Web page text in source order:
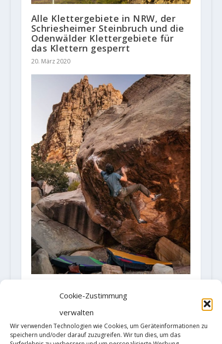
Cookie-Zustimmung
verwalten
Wir verwenden Technologien wie Cookies, um Geräteinformationen zu
speichern und/oder darauf zuzugreifen. Wir tun dies, um das
Alle Klettergebiete in NRW, der
Schriesheimer Steinbruch und die
Odenwälder Klettergebiete für
das Klettern gesperrt
20. März 2020
Begehung von "Sleepwalker" (8C+)
22. Januar 2019